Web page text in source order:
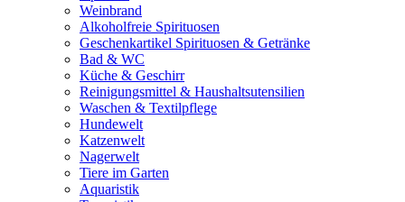
Weinbrand
Alkoholfreie Spirituosen
Geschenkartikel Spirituosen & Getränke
Bad & WC
Küche & Geschirr
Reinigungsmittel & Haushaltsutensilien
Waschen & Textilpflege
Hundewelt
Katzenwelt
Nagerwelt
Tiere im Garten
Aquaristik